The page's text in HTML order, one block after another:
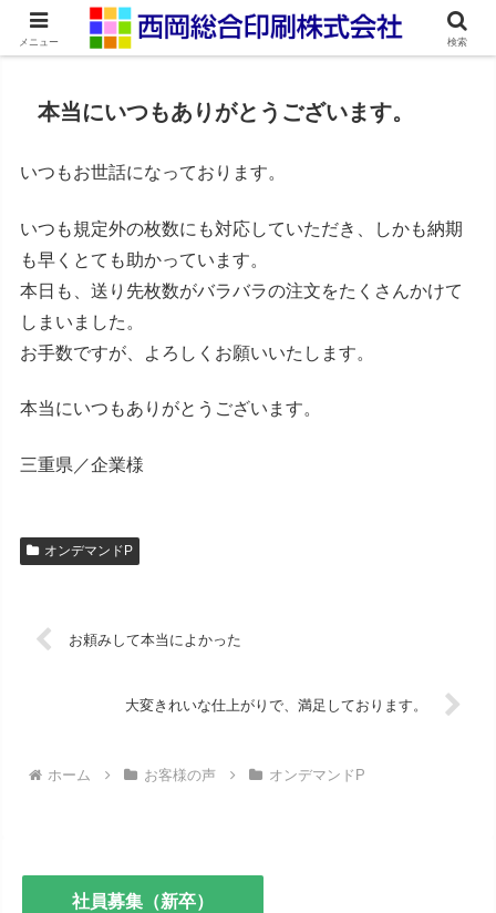
ネット印刷通販・オンデマンド印刷
本当にいつもありがとうございます。
いつもお世話になっております。
いつも規定外の枚数にも対応していただき、しかも納期
も早くとても助かっています。
本日も、送り先枚数がバラバラの注文をたくさんかけて
しまいました。
お手数ですが、よろしくお願いいたします。
本当にいつもありがとうございます。
三重県／企業様
オンデマンドP
お頼みして本当によかった
大変きれいな仕上がりで、満足しております。
ホーム お客様の声 オンデマンドP
社員募集（新卒）
メニュー 検索